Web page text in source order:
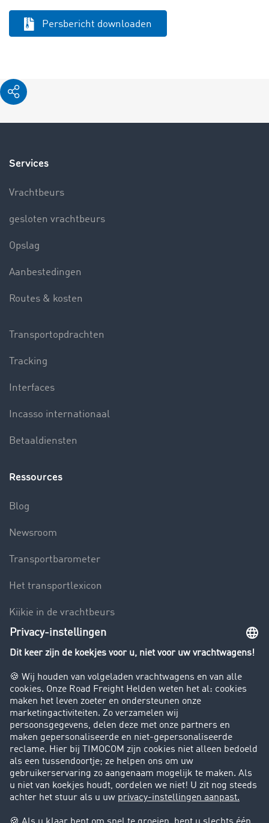
Persbericht downloaden
Services
Vrachtbeurs
gesloten vrachtbeurs
Opslag
Aanbestedingen
Routes & kosten
Transportopdrachten
Tracking
Interfaces
Incasso internationaal
Betaaldiensten
Ressources
Blog
Newsroom
Transportbarometer
Het transportlexicon
Kijkje in de vrachtbeurs
Rijverbod voor vrachtwagens
Bedrijf
Success Stories
Klanten werven klanten
Support
Contact
Juridische informatie